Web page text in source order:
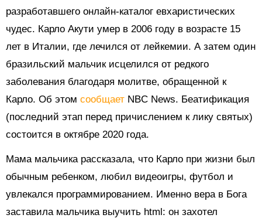
разработавшего онлайн-каталог евхаристических
чудес. Карло Акути умер в 2006 году в возрасте 15
лет в Италии, где лечился от лейкемии. А затем один
бразильский мальчик исцелился от редкого
заболевания благодаря молитве, обращенной к
Карло. Об этом сообщает NBC News. Беатификация
(последний этап перед причислением к лику святых)
состоится в октябре 2020 года.
Мама мальчика рассказала, что Карло при жизни был
обычным ребенком, любил видеоигры, футбол и
увлекался программированием. Именно вера в Бога
заставила мальчика выучить html: он захотел